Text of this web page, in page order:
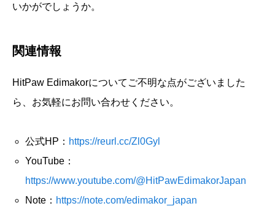
いかがでしょうか。
関連情報
HitPaw Edimakorについてご不明な点がございました
ら、お気軽にお問い合わせください。
公式HP： https://reurl.cc/Zl0Gyl
YouTube：
https://www.youtube.com/@HitPawEdimakorJapan
Note： https://note.com/edimakor_japan